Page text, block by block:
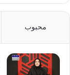
محبوب